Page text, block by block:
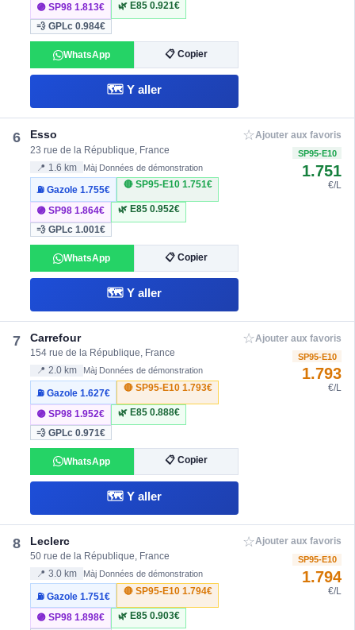
🟣 SP981.813€ 🌿 E85 0.921€
💨 GPLc0.984€
WhatsApp 📋 Copier
🗺️ Y aller
6 Esso
23 rue de la République, France
📍 1.6 km Màj Données de démonstration
⛽ Gazole1.755€
🔴 SP95-E10 1.751€
🟣 SP981.864€ 🌿 E85 0.952€
💨 GPLc1.001€
WhatsApp 📋 Copier
🗺️ Y aller
☆Ajouter aux favoris
SP95-E10
1.751
€/L
7 Carrefour
154 rue de la République, France
📍 2.0 km Màj Données de démonstration
⛽ Gazole1.627€
🔴 SP95-E10 1.793€
🟣 SP981.952€ 🌿 E85 0.888€
💨 GPLc0.971€
WhatsApp 📋 Copier
🗺️ Y aller
☆Ajouter aux favoris
SP95-E10
1.793
€/L
8 Leclerc
50 rue de la République, France
📍 3.0 km Màj Données de démonstration
⛽ Gazole1.751€
🔴 SP95-E10 1.794€
🟣 SP981.898€ 🌿 E85 0.903€
☆Ajouter aux favoris
SP95-E10
1.794
€/L